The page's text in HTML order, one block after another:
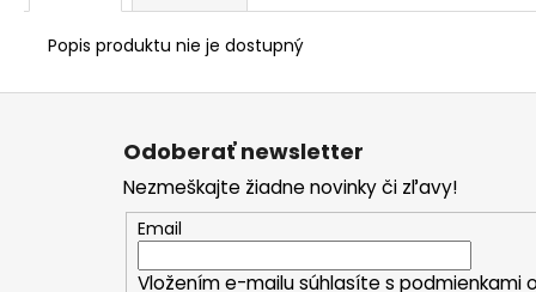
Popis produktu nie je dostupný
Z
Odoberať newsletter
Nezmeškajte žiadne novinky či zľavy!
Email
Vložením e-mailu súhlasíte s podmienkami